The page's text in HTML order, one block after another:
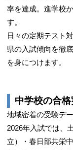
率を達成。進学校
す。
日々の定期テスト
県の入試傾向を徹
を身につけます。
中学校の合
地域密着の受験デ
2026年入試では、
立）・春日部共栄